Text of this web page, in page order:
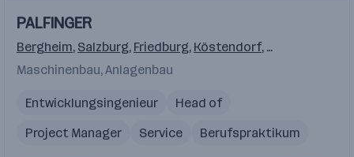
Videos
Einblicke
Einblicke
PALFINGER
Bergheim, Salzburg, Friedburg, Köstendorf, Elsbethen/
Maschinenbau, Anlagenbau
Entwicklungsingenieur
Head of
Project Manager
Service Berufspraktikum